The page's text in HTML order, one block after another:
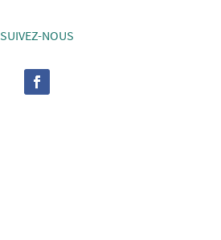
SUIVEZ-NOUS